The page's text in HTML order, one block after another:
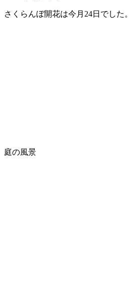
さくらんぼ開花は今月24日でした。
庭の風景